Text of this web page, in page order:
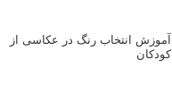
آموزش انتخاب رنگ در عکاسی از
کودکان